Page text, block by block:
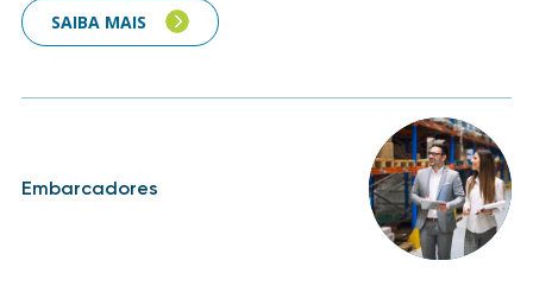
SAIBA MAIS
Embarcadores